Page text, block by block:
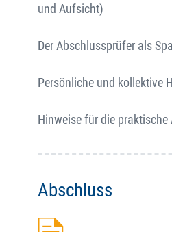
und Aufsicht)
Der Abschlussprüfer als
Persönliche und kollektive
Hinweise für die praktische
Abschluss